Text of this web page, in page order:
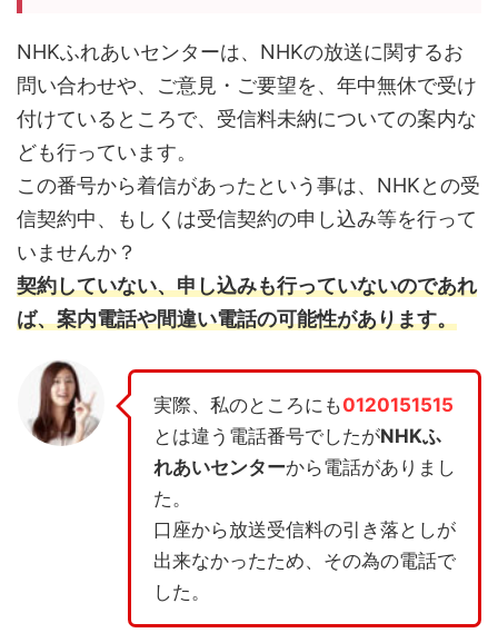
NHKふれあいセンターは、NHKの放送に関するお
問い合わせや、ご意見・ご要望を、年中無休で受け
付けているところで、受信料未納についての案内な
ども行っています。
この番号から着信があったという事は、NHKとの受
信契約中、もしくは受信契約の申し込み等を行って
いませんか？
契約していない、申し込みも行っていないのであれ
ば、案内電話や間違い電話の可能性があります。
実際、私のところにも0120151515
とは違う電話番号でしたがNHKふ
れあいセンターから電話がありまし
た。
口座から放送受信料の引き落としが
出来なかったため、その為の電話で
した。